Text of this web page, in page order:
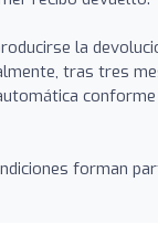
la
tras tres
forman